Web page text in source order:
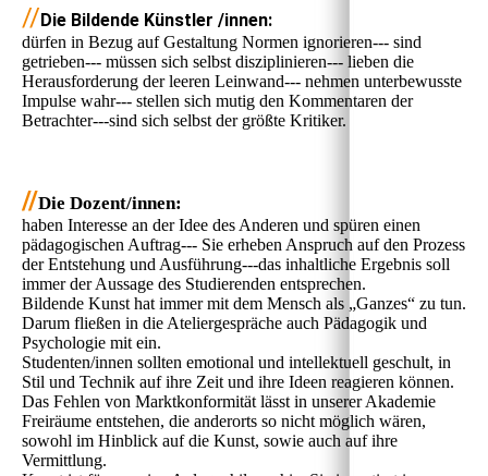
//Die Bildende Künstler /innen:
dürfen in Bezug auf Gestaltung Normen ignorieren--- sind
getrieben--- müssen sich selbst disziplinieren--- lieben die
Herausforderung der leeren Leinwand--- nehmen unterbewusste
Impulse wahr--- stellen sich mutig den Kommentaren der
Betrachter---sind sich selbst der größte Kritiker.
//Die Dozent/innen:
haben Interesse an der Idee des Anderen und spüren einen
pädagogischen Auftrag--- Sie erheben Anspruch auf den Prozess
der Entstehung und Ausführung---das inhaltliche Ergebnis soll
immer der Aussage des Studierenden entsprechen.
Bildende Kunst hat immer mit dem Mensch als „Ganzes“ zu tun.
Darum fließen in die Ateliergespräche auch Pädagogik und
Psychologie mit ein.
Studenten/innen sollten emotional und intellektuell geschult, in
Stil und Technik auf ihre Zeit und ihre Ideen reagieren können.
Das Fehlen von Marktkonformität lässt in unserer Akademie
Freiräume entstehen, die anderorts so nicht möglich wären,
sowohl im Hinblick auf die Kunst, sowie auch auf ihre
Vermittlung.